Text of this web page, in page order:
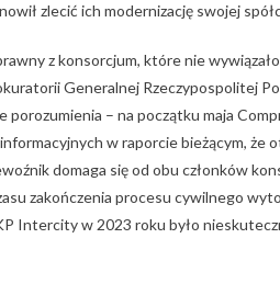
zlecić ich modernizację swojej
z konsorcjum, które nie
Generalnej Rzeczypospolitej
porozumienia – na początku maja
w raporcie bieżącym, że
domaga się od obu członków
zakończenia procesu cywilnego
Intercity w 2023 roku było